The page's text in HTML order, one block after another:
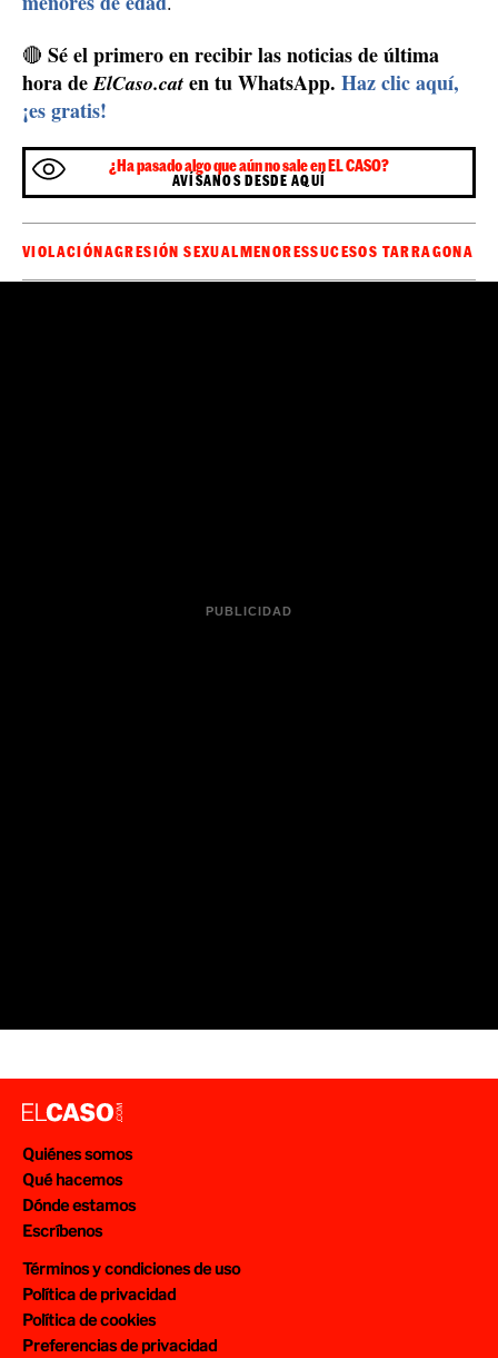
🔴 Sé el primero en recibir las noticias de última
hora deElCaso.cat en tu WhatsApp. Haz clic aquí,
¡es gratis!
¿Ha pasado algo que aún no sale en EL CASO?
AVÍSANOS DESDE AQUÍ
VIOLACIÓNAGRESIÓN SEXUALMENORESSUCESOS TARRAGONA
Quiénes somos
Qué hacemos
Dónde estamos
Escríbenos
Términos y condiciones de uso
Política de privacidad
Política de cookies
Preferencias de privacidad